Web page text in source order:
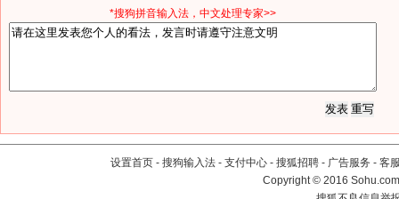
*搜狗拼音输入法，中文处理专家>>
设置首页 - 搜狗输入法 - 支付中心 - 搜狐招聘 - 广告服务 - 客
Copyright©2016